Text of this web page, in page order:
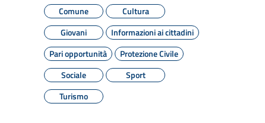
Comune
Cultura
Giovani
Informazioni ai cittadini
Pari opportunità
Protezione Civile
Sociale
Sport
Turismo